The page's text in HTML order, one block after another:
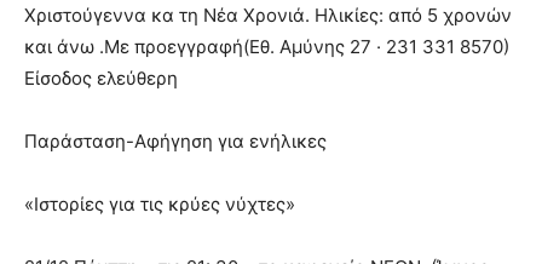
Χριστούγεννα κα τη Νέα Χρονιά. Ηλικίες: από 5 χρονών
και άνω .Με προεγγραφή(Εθ. Αμύνης 27 · 231 331 8570)
Είσοδος ελεύθερη
Παράσταση-Αφήγηση για ενήλικες
«Ιστορίες για τις κρύες νύχτες»